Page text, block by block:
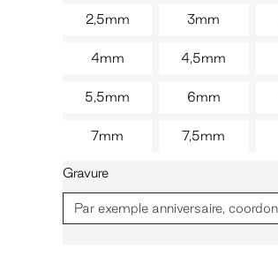
2,5mm 3mm
4mm 4,5mm
5,5mm 6mm
7mm 7,5mm
Gravure